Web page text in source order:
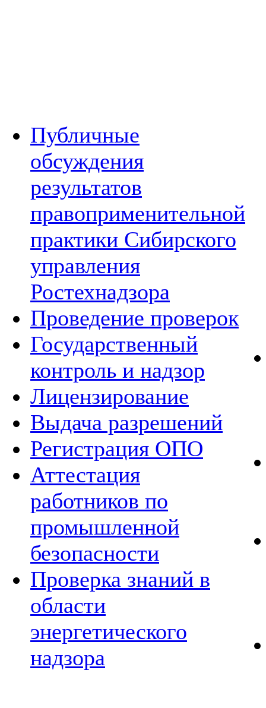
Публичные
обсуждения
результатов
правоприменительной
практики Сибирского
управления
Ростехнадзора
Проведение проверок
Государственный
контроль и надзор
Лицензирование
Выдача разрешений
Регистрация ОПО
Аттестация
работников по
промышленной
безопасности
Проверка знаний в
области
энергетического
надзора